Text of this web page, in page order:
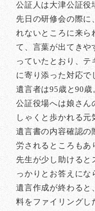
公証人は大津公証役
先日の研修会の際に
れないところに来ら
て、言葉が出てきや
っていたとおり、テ
に寄り添った対応で
遺言者は95歳と90歳
公証役場へは娘さん
しゃくと歩かれる元
遺言書の内容確認の
労されるところもあ
先生が少し助けると
っかりとお答えにな
遺言作成が終わると
料をファイリングし